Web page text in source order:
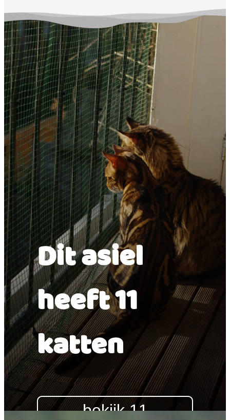
n vinden plaats tussen
10.00 en 16.00 van
maandag t/m zondag.
Bel 075-6156666 voor
meer informatie.
Dit asiel
heeft 11
katten
bekijk 11